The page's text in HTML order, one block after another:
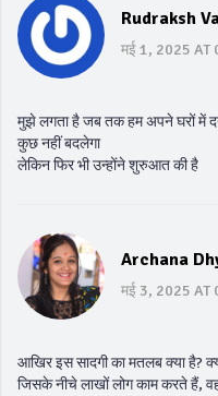
Rudraksh
मई 1, 2025 AT
मुझे लगता है जब तक हम अपने घरों में
कुछ नहीं बदलेगा
लेकिन फिर भी उन्होंने शुरुआत की है
Archana
मई 3, 2025 AT
आखिर इस सादगी का मतलब क्या है?
जिसके नीचे लाखों लोग काम करते हैं,